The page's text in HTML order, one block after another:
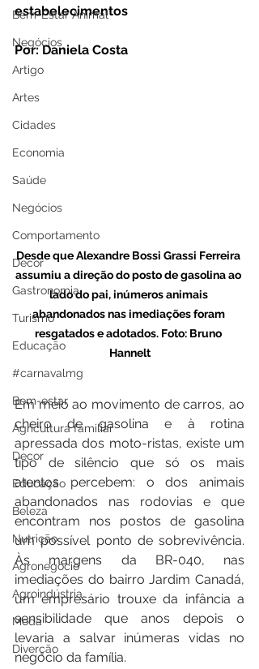
Bem-Estar Animal
Negócios
Artigo
Artes
Cidades
Economia
Saúde
Negócios
Comportamento
Decor
Gastronomia
Turismo
Educação
#carnavalmg
Bem-estar
Agricultura familiar
Decor
Educação
Beleza
Nutrição
Agronegócio
Agroindústria
Moda
Diverção
estabelecimentos
Por: Daniela Costa
Desde que Alexandre Bossi Grassi Ferreira
assumiu a direção do posto de gasolina ao
lado do pai, inúmeros animais
abandonados nas imediações foram
resgatados e adotados. Foto: Bruno
Hannelt
Em meio ao movimento de carros, ao
cheiro de gasolina e à rotina
apressada dos moto-ristas, existe um
tipo de silêncio que só os mais
atentos percebem: o dos animais
abandonados nas rodovias e que
encontram nos postos de gasolina
um possível ponto de sobrevivência.
Às margens da BR-040, nas
imediações do bairro Jardim Canadá,
um empresário trouxe da infância a
sensibilidade que anos depois o
levaria a salvar inúmeras vidas no
negócio da família.